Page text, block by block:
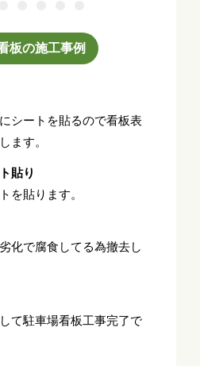
板の施工事例
シートを貼るので看板表
ます。
貼り
を貼ります。
化で腐食してる為撤去し
て駐車場看板工事完了で